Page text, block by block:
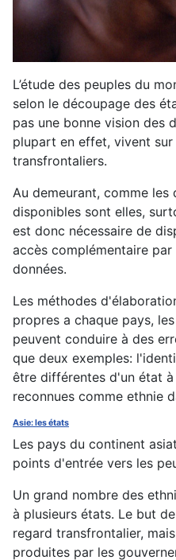
L’étude des peuples du
selon le découpage des
pas une bonne vision des
plupart en effet, vivent
transfrontaliers.
Au demeurant, comme les
disponibles sont elles,
est donc nécessaire de
accès complémentaire
données.
Les méthodes
propres a chaque pays,
peuvent conduire à des
que deux exemples:
être différentes d'un état
reconnues comme ethnie
Asie: les états
Les pays du continent
points d'entrée vers les
Un grand nombre des
à plusieurs états. Le but
regard transfrontalier,
produites par les